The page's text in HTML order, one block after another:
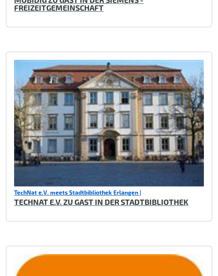
FREIZEITGEMEINSCHAFT
TechNat e.V. meets Stadtbibliothek Erlangen |
TECHNAT E.V. ZU GAST IN DER STADTBIBLIOTHEK